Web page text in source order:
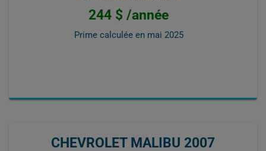
244 $ /année
Prime calculée en mai 2025
CHEVROLET MALIBU 2007